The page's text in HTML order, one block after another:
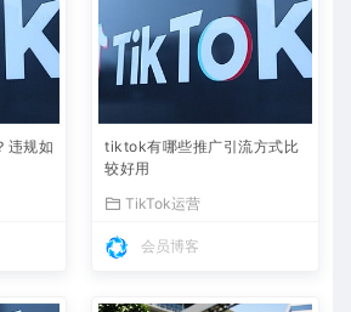
违规如
tiktok有哪些推广引流方式比
较好用
TikTok运营
会员博客